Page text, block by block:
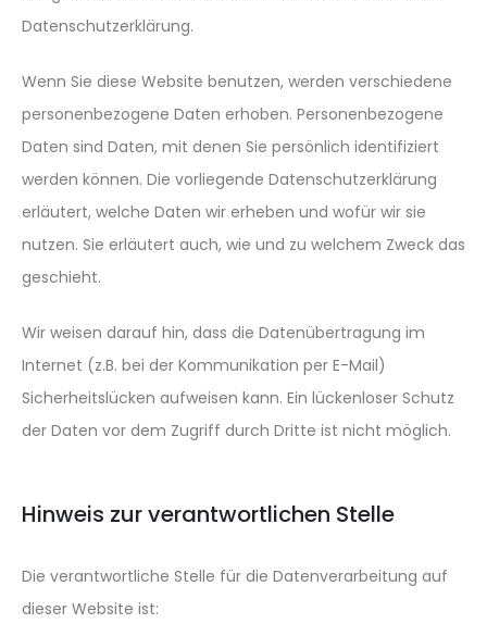
Datenschutzerklärung.
Wenn Sie diese Website benutzen, werden verschiedene
personenbezogene Daten erhoben. Personenbezogene
Daten sind Daten, mit denen Sie persönlich identifiziert
werden können. Die vorliegende Datenschutzerklärung
erläutert, welche Daten wir erheben und wofür wir sie
nutzen. Sie erläutert auch, wie und zu welchem Zweck das
geschieht.
Wir weisen darauf hin, dass die Datenübertragung im
Internet (z.B. bei der Kommunikation per E-Mail)
Sicherheitslücken aufweisen kann. Ein lückenloser Schutz
der Daten vor dem Zugriff durch Dritte ist nicht möglich.
Hinweis zur verantwortlichen Stelle
Die verantwortliche Stelle für die Datenverarbeitung auf
dieser Website ist: